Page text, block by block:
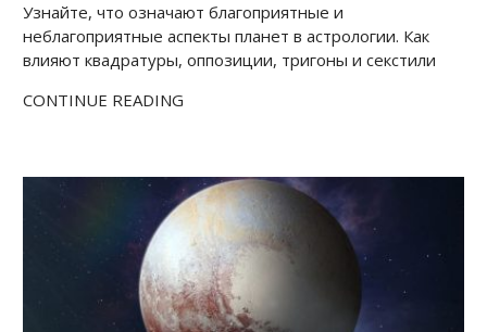
Узнайте, что означают благоприятные и
неблагоприятные аспекты планет в астрологии. Как
влияют квадратуры, оппозиции, тригоны и секстили
CONTINUE READING